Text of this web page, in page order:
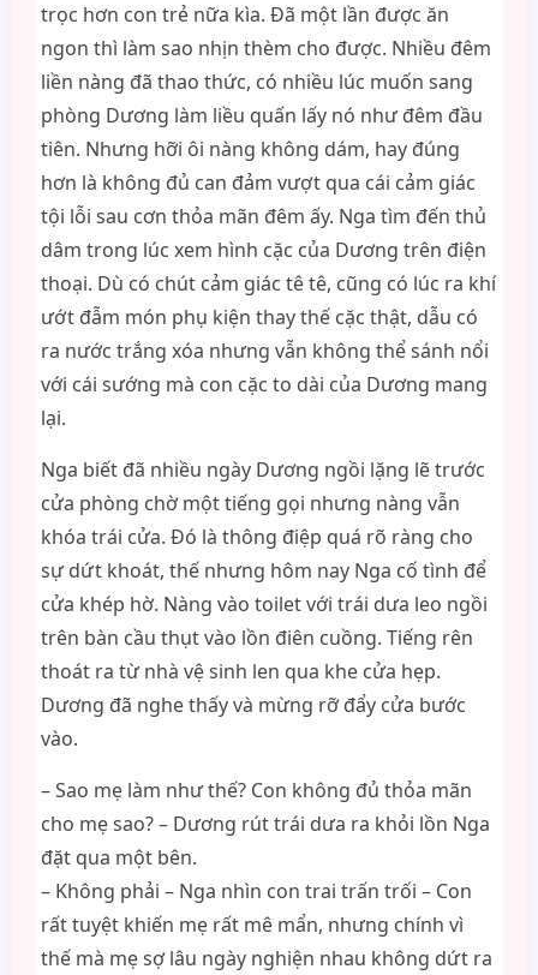
trọc hơn con trẻ nữa kìa. Đã một lần được ăn
ngon thì làm sao nhịn thèm cho được. Nhiều đêm
liền nàng đã thao thức, có nhiều lúc muốn sang
phòng Dương làm liều quấn lấy nó như đêm đầu
tiên. Nhưng hỡi ôi nàng không dám, hay đúng
hơn là không đủ can đảm vượt qua cái cảm giác
tội lỗi sau cơn thỏa mãn đêm ấy. Nga tìm đến thủ
dâm trong lúc xem hình cặc của Dương trên điện
thoại. Dù có chút cảm giác tê tê, cũng có lúc ra khí
ướt đẫm món phụ kiện thay thế cặc thật, dẫu có
ra nước trắng xóa nhưng vẫn không thể sánh nổi
với cái sướng mà con cặc to dài của Dương mang
lại.
Nga biết đã nhiều ngày Dương ngồi lặng lẽ trước
cửa phòng chờ một tiếng gọi nhưng nàng vẫn
khóa trái cửa. Đó là thông điệp quá rõ ràng cho
sự dứt khoát, thế nhưng hôm nay Nga cố tình để
cửa khép hờ. Nàng vào toilet với trái dưa leo ngồi
trên bàn cầu thụt vào lồn điên cuồng. Tiếng rên
thoát ra từ nhà vệ sinh len qua khe cửa hẹp.
Dương đã nghe thấy và mừng rỡ đẩy cửa bước
vào.
– Sao mẹ làm như thế? Con không đủ thỏa mãn
cho mẹ sao? – Dương rút trái dưa ra khỏi lồn Nga
đặt qua một bên.
– Không phải – Nga nhìn con trai trấn trối – Con
rất tuyệt khiến mẹ rất mê mẩn, nhưng chính vì
thế mà mẹ sợ lâu ngày nghiện nhau không dứt ra